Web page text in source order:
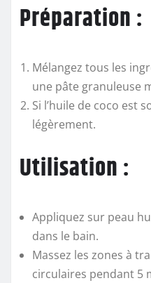
Préparation :
Mélangez tous les
une pâte granuleuse
Si l’huile de coco est
légèrement.
Utilisation :
Appliquez sur peau
dans le bain.
Massez les zones à
circulaires pendant 5